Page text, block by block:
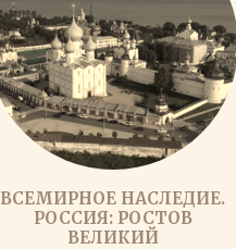
ВСЕМИРНОЕ НАСЛЕДИЕ.
РОССИЯ: РОСТОВ
ВЕЛИКИЙ